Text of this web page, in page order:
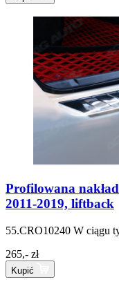
Profilowana
2011-2019, liftback
55.CRO10240 W ciągu
265,- zł
Kupić